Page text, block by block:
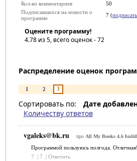
Кол-во комментариев
50
Подписавшихся на новости о
программе
7 (
Оцените программу!
4.78из 5, всего оценок -72
Распределение оценок
1 2 3
Сортировать по: Дате
Количеству ответов
vgaleks@bk.ru про All My Books 4.6 build
Программой пользуюсь полгода. Отличная!
7
| 7 | Ответить